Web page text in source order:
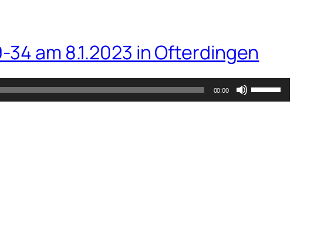
am 8.1.2023 in Ofterdingen
00:00
Pfeiltasten
Hoch/Runter